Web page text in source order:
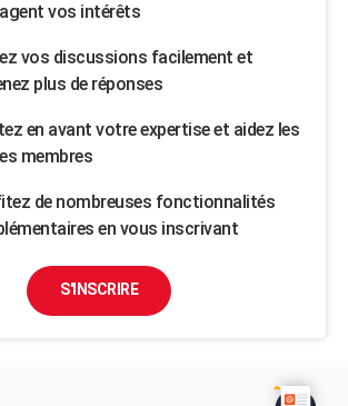
vos intérêts
vos discussions facilement et
plus de réponses
en avant votre expertise et aidez les
membres
de nombreuses fonctionnalités
en vous inscrivant
S'INSCRIRE